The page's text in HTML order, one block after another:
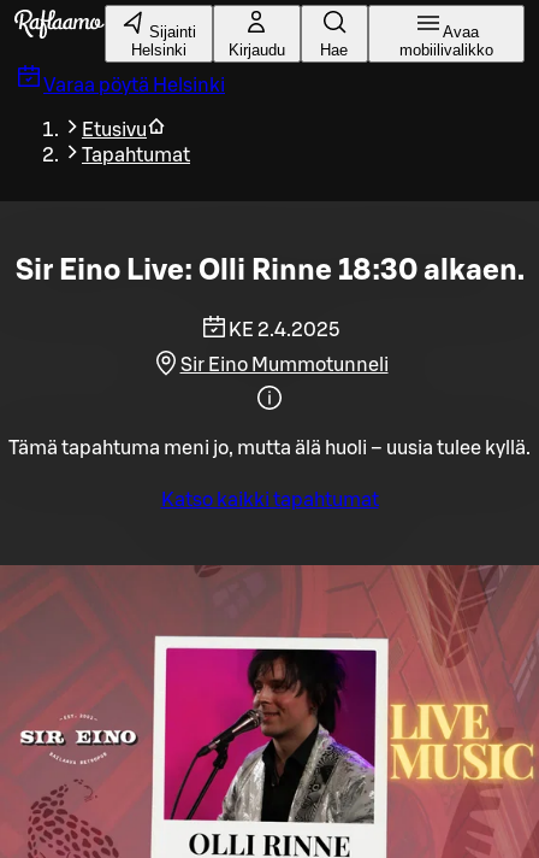
Siirry pääsisältöön
Sijainti
Helsinki
Kirjaudu Hae
Avaa
mobiilivalikko
Varaa pöytä Helsinki
Etusivu
Tapahtumat
Sir Eino Live: Olli Rinne 18:30 alkaen.
KE 2.4.2025
Sir Eino Mummotunneli
Tämä tapahtuma meni jo, mutta älä huoli – uusia tulee kyllä.
Katso kaikki tapahtumat